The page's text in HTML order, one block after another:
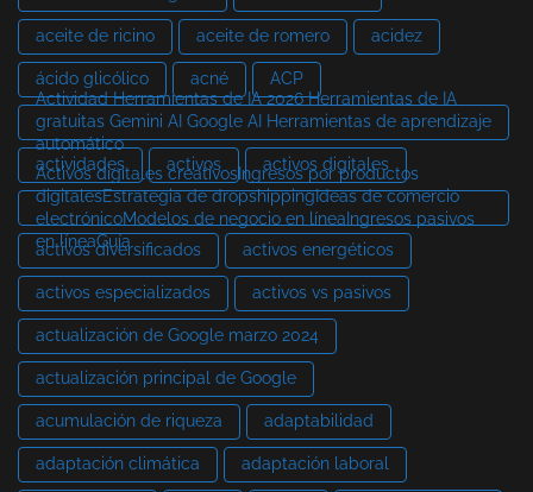
aceite de ricino aceite de romero acidez
ácido glicólico acné
ACP
Actividad Herramientas de IA 2026 Herramientas de IA
gratuitas Gemini AI Google AI Herramientas de aprendizaje
automático
actividades
activos activos digitales
Activos digitales creativosIngresos por productos
digitalesEstrategia de dropshippingIdeas de comercio
electrónicoModelos de negocio en líneaIngresos pasivos
en líneaGuía
activos diversificados activos energéticos
activos especializados activos vs pasivos
actualización de Google marzo 2024
actualización principal de Google
acumulación de riqueza adaptabilidad
adaptación climática adaptación laboral